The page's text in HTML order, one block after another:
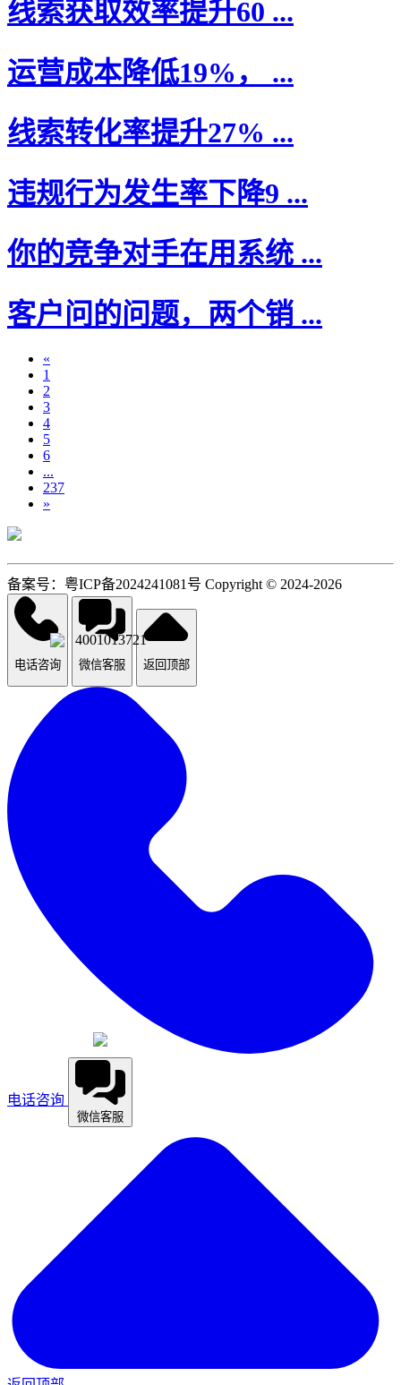
线索获取效率提升60 ...
运营成本降低19%， ...
线索转化率提升27% ...
违规行为发生率下降9 ...
你的竞争对手在用系统 ...
客户问的问题，两个销 ...
«
1
2
3
4
5
6
...
237
»
备案号：粤ICP备2024241081号 Copyright © 2024-2026
电话咨询
4001013721
微信客服 返回顶部
电话咨询
微信客服